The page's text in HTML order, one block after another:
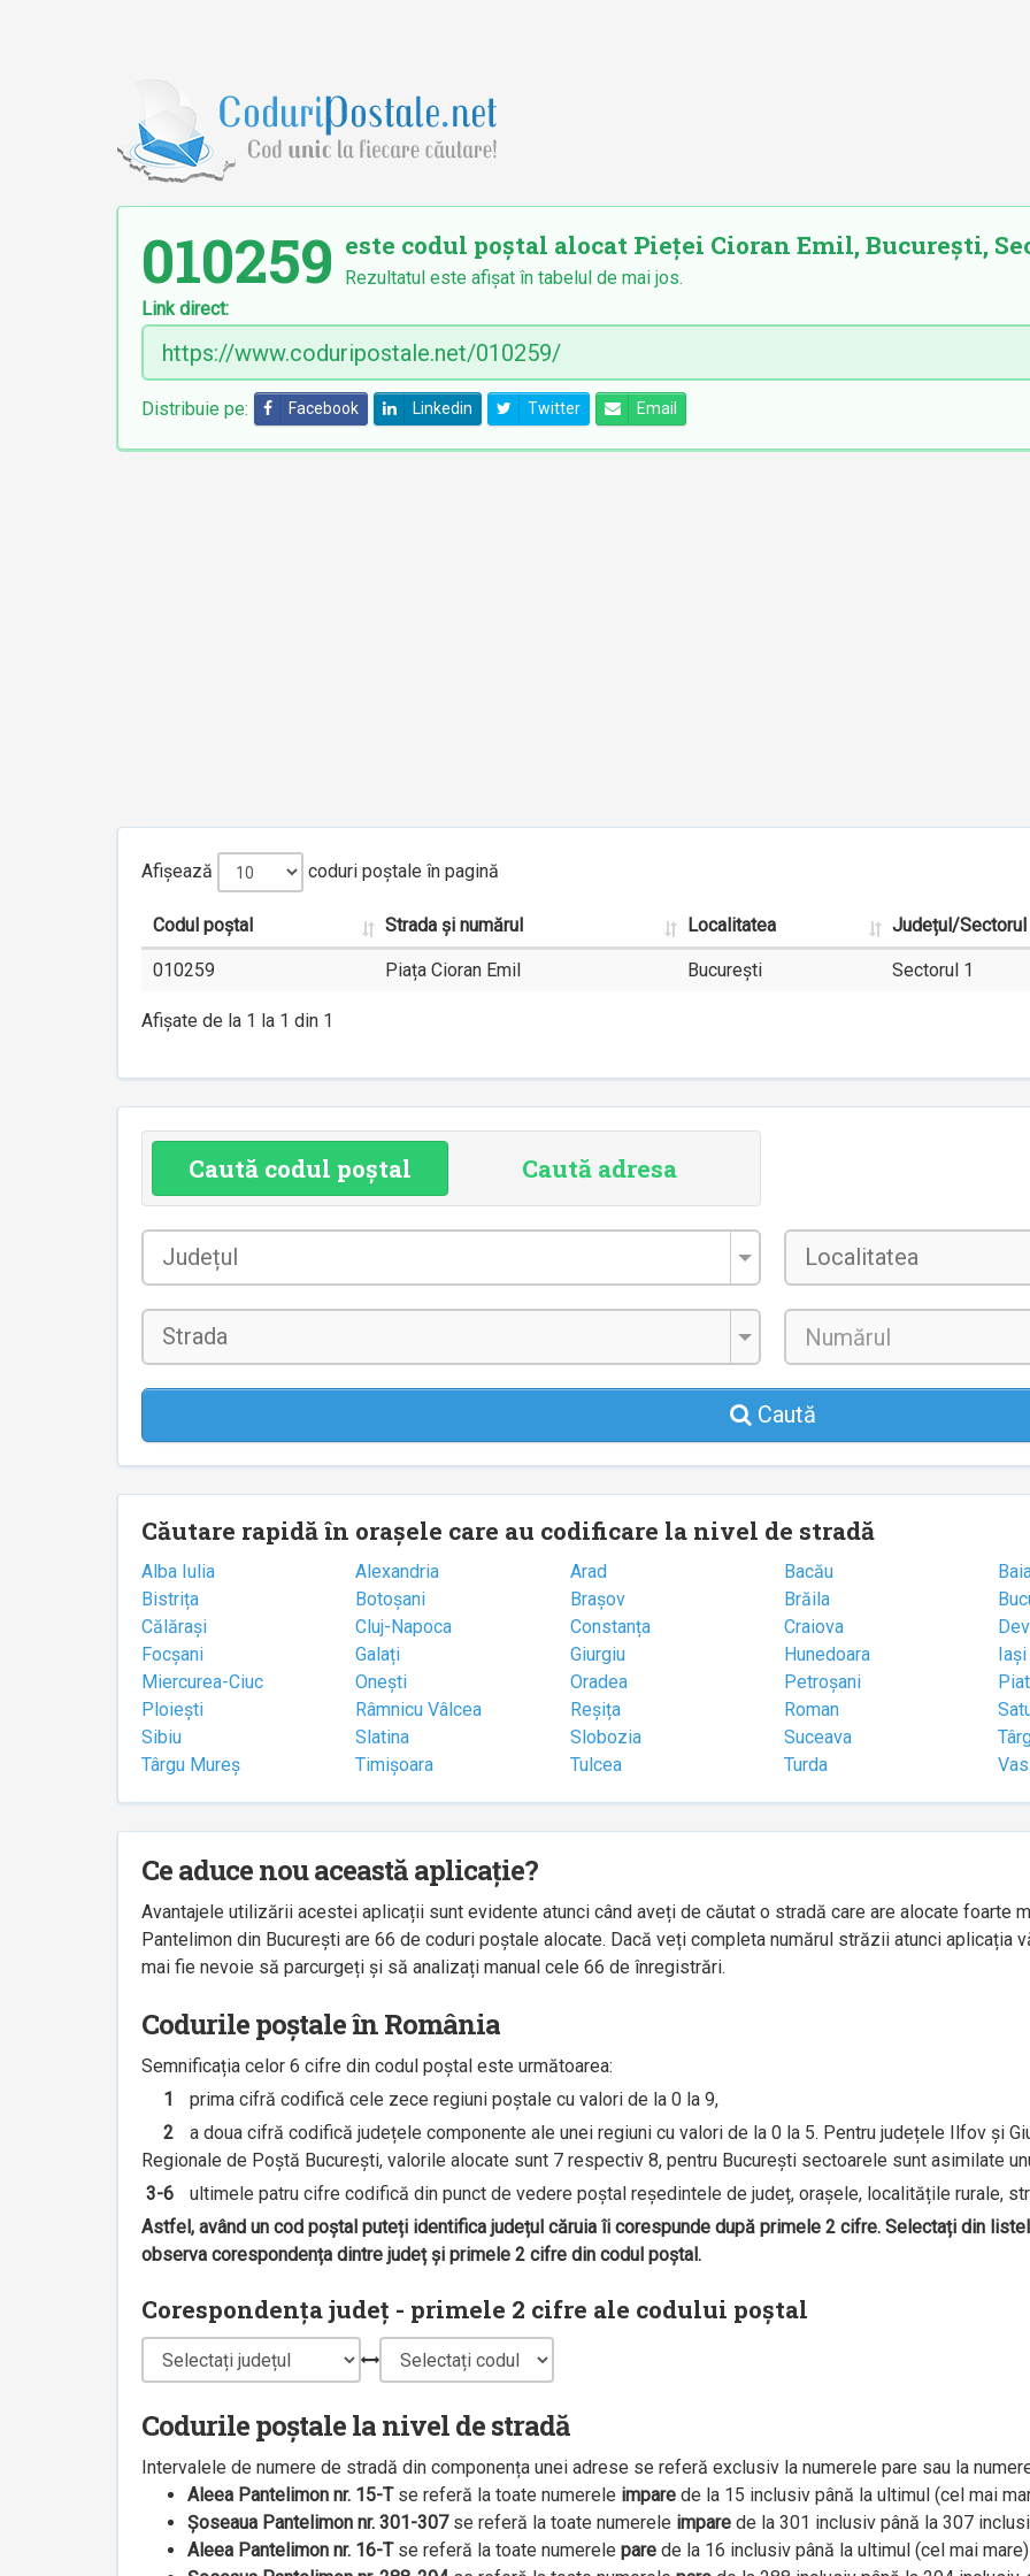
010259 este codul poștal alocat Pieței Cioran Emil, București,
Rezultatul este afișat în tabelul de mai jos.
Link direct:
Distribuie pe: Facebook Linkedin Twitter Email
Afișează coduri poștale în pagină
Codul poștal Strada și numărul Localitatea Județul/Sectorul
010259 Piața Cioran Emil București Sectorul 1
Afișate de la 1 la 1 din 1
Caută codul poștal Caută adresa
Caută
Căutare rapidă în orașele care au codificare la nivel de stradă
Alba Iulia Alexandria Arad Bacău
Bistrița
Botoșani Brașov Brăila
Călărași
Cluj-Napoca Constanța Craiova
Focșani
Galați Giurgiu Hunedoara
Iași
Miercurea-Ciuc
Onești Oradea Petroșani
Ploiești
Râmnicu Vâlcea Reșița Roman
Sibiu
Slatina Slobozia Suceava
Târgu Mureș
Timișoara Tulcea Turda
Ce aduce nou această aplicație?
Avantajele utilizării acestei aplicații sunt evidente atunci când aveți de căutat o stradă care are alocate foarte
Pantelimon din București are 66 de coduri poștale alocate. Dacă veți completa numărul străzii atunci aplicația
mai fie nevoie să parcurgeți și să analizați manual cele 66 de înregistrări.
Codurile poștale în România
Semnificația celor 6 cifre din codul poștal este următoarea:
1
prima cifră codifică cele zece regiuni poștale cu valori de la 0 la 9,
2
a doua cifră codifică județele componente ale unei regiuni cu valori de la 0 la 5. Pentru județele Ilfov și
Regionale de Poștă București, valorile alocate sunt 7 respectiv 8, pentru București sectoarele sunt asimilate
3-6
ultimele patru cifre codifică din punct de vedere poștal reședintele de județ, orașele, localitățile rurale,
Astfel, având un cod poștal puteți identifica județul căruia îi corespunde după primele 2 cifre. Selectați din
observa corespondența dintre județ și primele 2 cifre din codul poștal.
Corespondența județ - primele 2 cifre ale codului poștal
Codurile poștale la nivel de stradă
Intervalele de numere de stradă din componența unei adrese se referă exclusiv la numerele pare sau la
Aleea Pantelimon nr. 15-Tse referă la toate numerele impare de la 15 inclusiv până la ultimul (cel mai
Șoseaua Pantelimon nr. 301-307se referă la toate numerele impare de la 301 inclusiv până la 307
Aleea Pantelimon nr. 16-Tse referă la toate numerele pare de la 16 inclusiv până la ultimul (cel mai